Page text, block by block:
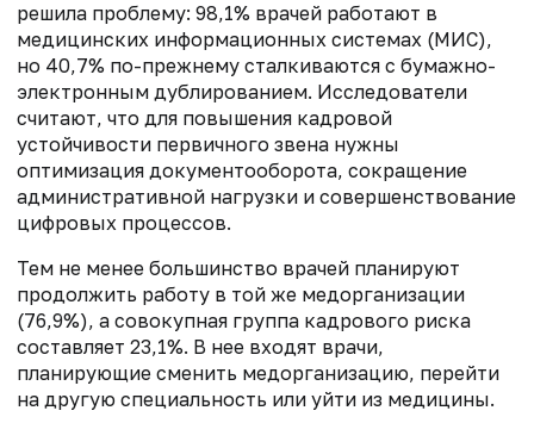
решила проблему: 98,1% врачей работают в
медицинских информационных системах (МИС),
но 40,7% по-прежнему сталкиваются с бумажно-
электронным дублированием. Исследователи
считают, что для повышения кадровой
устойчивости первичного звена нужны
оптимизация документооборота, сокращение
административной нагрузки и совершенствование
цифровых процессов.
Тем не менее большинство врачей планируют
продолжить работу в той же медорганизации
(76,9%), а совокупная группа кадрового риска
составляет 23,1%. В нее входят врачи,
планирующие сменить медорганизацию, перейти
на другую специальность или уйти из медицины.